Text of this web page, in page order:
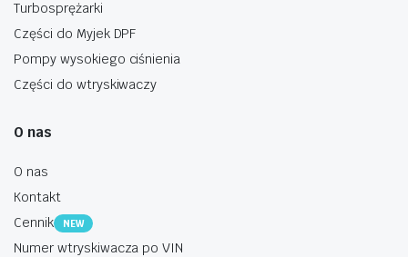
Turbosprężarki
Części do Myjek DPF
Pompy wysokiego ciśnienia
Części do wtryskiwaczy
O nas
O nas
Kontakt
Cennik
NEW
Numer wtryskiwacza po VIN